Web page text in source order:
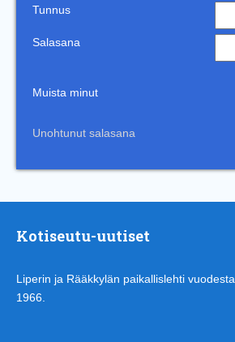
Tunnus
Salasana
Muista minut
Unohtunut salasana
Kotiseutu-uutiset
Liperin ja Rääkkylän paikallislehti vuodesta
1966.